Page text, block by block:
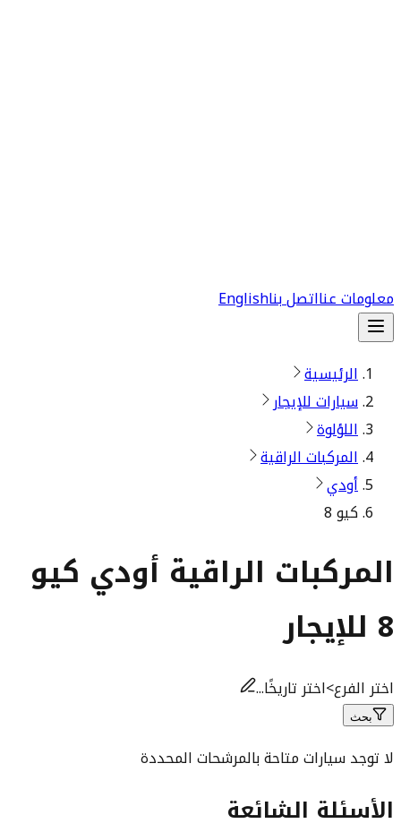
معلومات عنااتصل بناEnglish
الرئيسية
سيارات للإيجار
اللؤلوة
المركبات الراقية
أودي
كيو 8
المركبات الراقية أودي كيو
8 للإيجار
اختر الفرع>اختر تاريخًا...
بحث
لا توجد سيارات متاحة بالمرشحات المحددة
الأسئلة الشائعة